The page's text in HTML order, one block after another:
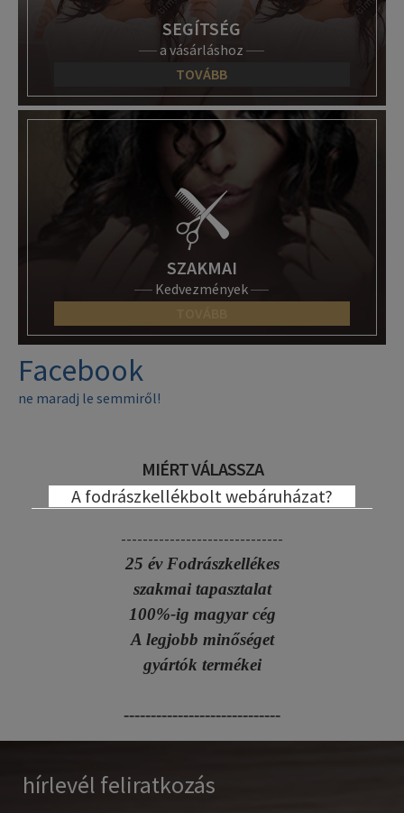
SEGÍTSÉG
a vásárláshoz
TOVÁBB
SZAKMAI
Kedvezmények
Facebook
ne maradj le semmiről!
MIÉRT VÁLASSZA
A fodrászkellékbolt webáruházat?
------------------------------
25 év Fodrászkellékes
szakmai tapasztalat
100%-ig magyar cég
A legjobb minőséget
gyártók termékei
-----------------------------
hírlevél feliratkozás